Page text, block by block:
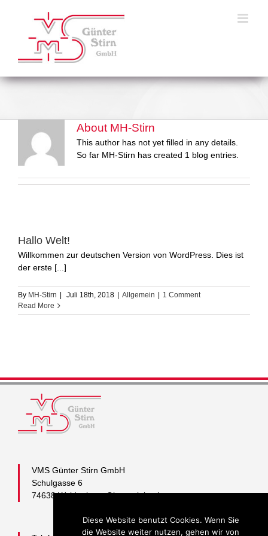
About MH-Stirn
This author has not yet filled in any details.
So far MH-Stirn has created 1 blog entries.
Hallo Welt!
Willkommen zur deutschen Version von WordPress. Dies ist
der erste [...]
By MH-Stirn Juli 18th, 2018 Allgemein
1 Comment
Read More
VMS Günter Stirn GmbH
Schulgasse 6
74638 Waldenburg-Obersteinbach
Diese Website benutzt Cookies. Wenn Sie
die Website weiter nutzen, gehen wir von